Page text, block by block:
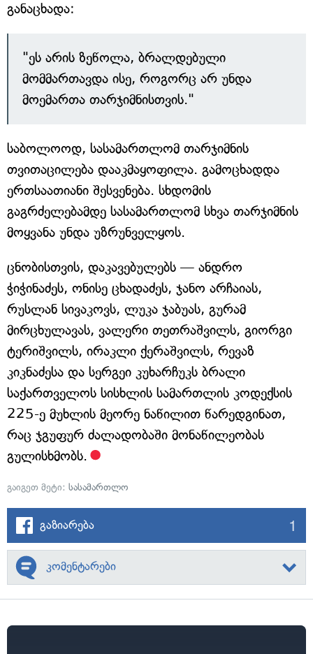
განაცხადა:
"ეს არის ზეწოლა, ბრალდებული
მომმართავდა ისე, როგორც არ უნდა
მოემართა თარჯიმნისთვის."
საბოლოოდ, სასამართლომ თარჯიმნის
თვითაცილება დააკმაყოფილა. გამოცხადდა
ერთსაათიანი შესვენება. სხდომის
გაგრძელებამდე სასამართლომ სხვა თარჯიმნის
მოყვანა უნდა უზრუნველყოს.
ცნობისთვის, დაკავებულებს — ანდრო
ჭიჭინაძეს, ონისე ცხადაძეს, ჯანო არჩაიას,
რუსლან სივაკოვს, ლუკა ჯაბუას, გურამ
მირცხულავას, ვალერი თეთრაშვილს, გიორგი
ტერიშვილს, ირაკლი ქერაშვილს, რევაზ
კიკნაძესა და სერგეი კუხარჩუკს ბრალი
საქართველოს სისხლის სამართლის კოდექსის
225-ე მუხლის მეორე ნაწილით წარედგინათ,
რაც ჯგუფურ ძალადობაში მონაწილეობას
გულისხმობს.
გაიგეთ მეტი: სასამართლო
გაზიარება 1
კომენტარები